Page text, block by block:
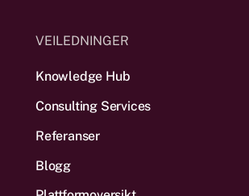
VEILEDNINGER
Knowledge Hub
Consulting Services
Referanser
Blogg